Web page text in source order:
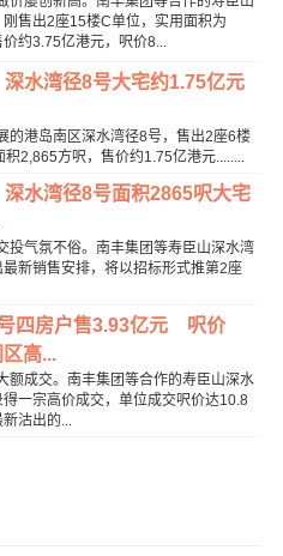
售出2座15楼C单位，实用面积为
约3.75亿港元，呎价8...
水湾径8号大宅约1.75亿元
的港岛南区深水湾径8号，售出2座6楼
积2,865方呎，售价约1.75亿港元........
水湾径8号面积2865呎大宅
投气氛不俗。南丰集团等寿臣山深水湾
新销售安排，将以招标形式推第2座
四房户售3.93亿元 呎价
高...
额成交。南丰集团等合作的寿臣山深水
一宗高价成交，单位成交呎价达10.8
沽出的...